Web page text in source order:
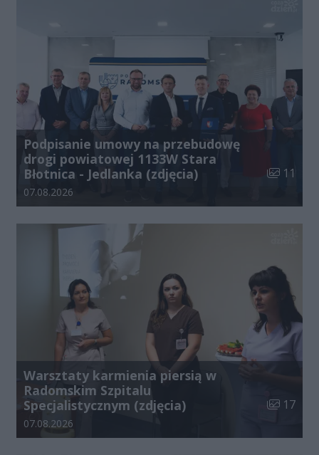
Podpisanie umowy na przebudowę
drogi powiatowej 1133W Stara
Błotnica - Jedlanka (zdjęcia)
Liczba
11
Data dodania galerii:
07.08.2026
Warsztaty karmienia piersią w
Radomskim Szpitalu
Specjalistycznym (zdjęcia)
Liczba
17
Data dodania galerii:
07.08.2026